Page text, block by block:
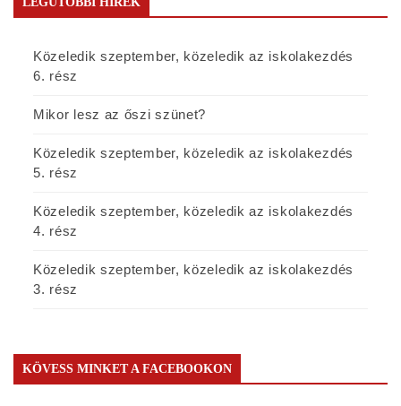
Közeledik szeptember, közeledik az iskolakezdés
6. rész
Mikor lesz az őszi szünet?
Közeledik szeptember, közeledik az iskolakezdés
5. rész
Közeledik szeptember, közeledik az iskolakezdés
4. rész
Közeledik szeptember, közeledik az iskolakezdés
3. rész
KÖVESS MINKET A FACEBOOKON